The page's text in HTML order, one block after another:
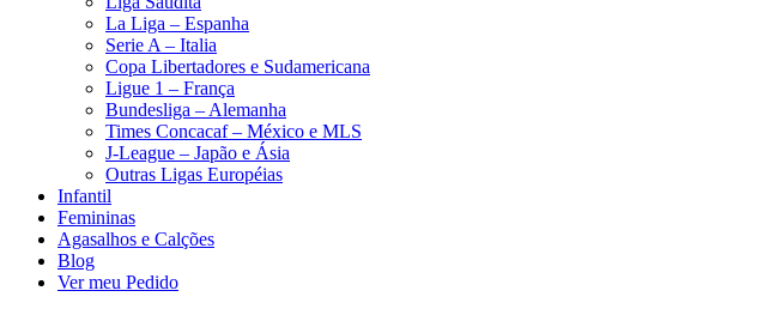
La Liga – Espanha
Serie A – Italia
Copa Libertadores e Sudamericana
Ligue 1 – França
Bundesliga – Alemanha
Times Concacaf – México e MLS
J-League – Japão e Ásia
Outras Ligas Européias
Infantil
Femininas
Agasalhos e Calções
Blog
Ver meu Pedido